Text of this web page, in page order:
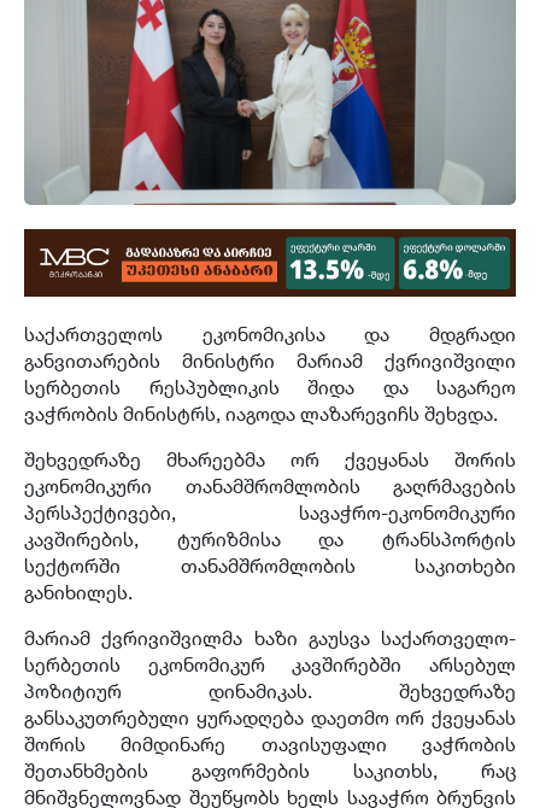
საქართველოს ეკონომიკისა და მდგრადი
განვითარების მინისტრი მარიამ ქვრივიშვილი
სერბეთის რესპუბლიკის შიდა და საგარეო
ვაჭრობის მინისტრს, იაგოდა ლაზარევიჩს შეხვდა.
შეხვედრაზე მხარეებმა ორ ქვეყანას შორის
ეკონომიკური თანამშრომლობის გაღრმავების
პერსპექტივები, სავაჭრო-ეკონომიკური
კავშირების, ტურიზმისა და ტრანსპორტის
სექტორში თანამშრომლობის საკითხები
განიხილეს.
მარიამ ქვრივიშვილმა ხაზი გაუსვა საქართველო-
სერბეთის ეკონომიკურ კავშირებში არსებულ
პოზიტიურ დინამიკას. შეხვედრაზე
განსაკუთრებული ყურადღება დაეთმო ორ ქვეყანას
შორის მიმდინარე თავისუფალი ვაჭრობის
შეთანხმების გაფორმების საკითხს, რაც
მნიშვნელოვნად შეუწყობს ხელს სავაჭრო ბრუნვის